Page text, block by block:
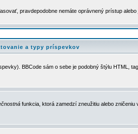
pravdepodobne nemáte oprávnený prístup alebo
a typy príspevkov
BBCode sám o sebe je podobný štýlu HTML,
funkcia, ktorá zamedzí zneužitiu alebo